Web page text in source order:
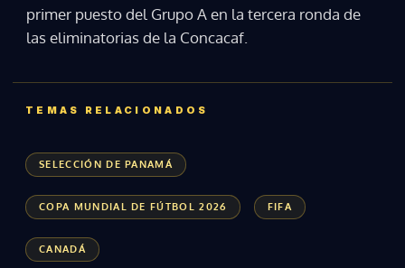
primer puesto del Grupo A en la tercera ronda de
las eliminatorias de la Concacaf.
TEMAS RELACIONADOS
SELECCIÓN DE PANAMÁ
COPA MUNDIAL DE FÚTBOL 2026 FIFA
CANADÁ